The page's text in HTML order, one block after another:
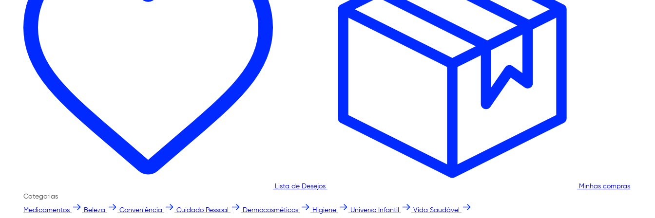
Lista de Desejos
Minhas compras
Categorias
Medicamentos
Beleza Conveniência Cuidado Pessoal Dermocosméticos Higiene Universo Infantil Vida Saudável